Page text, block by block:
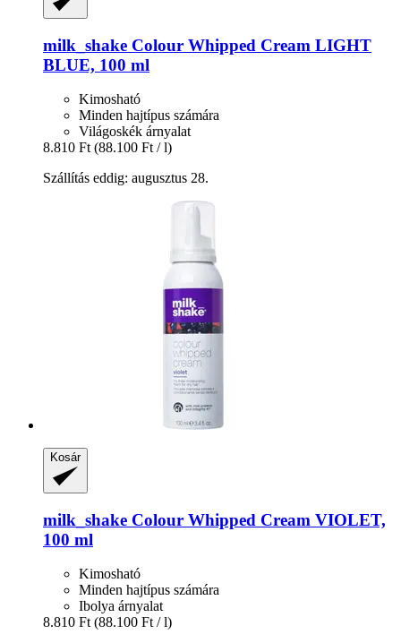
milk_shake Colour Whipped Cream LIGHT
BLUE, 100 ml
Kimosható
Minden hajtípus számára
Világoskék árnyalat
8.810 Ft (88.100 Ft / l)
Szállítás eddig: augusztus 28.
Kosár
milk_shake Colour Whipped Cream VIOLET,
100 ml
Kimosható
Minden hajtípus számára
Ibolya árnyalat
8.810 Ft (88.100 Ft / l)